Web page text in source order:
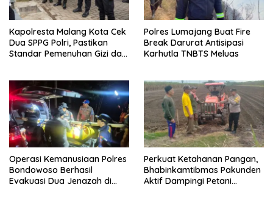
Kapolresta Malang Kota Cek
Dua SPPG Polri, Pastikan
Standar Pemenuhan Gizi dan
Polres Lumajang Buat Fire
Break Darurat Antisipasi
Karhutla TNBTS Meluas
Operasi Kemanusiaan Polres
Bondowoso Berhasil
Evakuasi Dua Jenazah di
Perkuat Ketahanan Pangan,
Bhabinkamtibmas Pakunden
Aktif Dampingi Petani